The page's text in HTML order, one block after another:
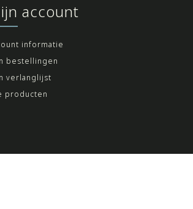
account
informatie
bestellingen
verlanglijst
producten